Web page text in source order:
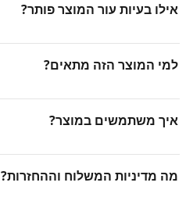
אילו בעיות עור המוצר פותר?
למי המוצר הזה מתאים?
איך משתמשים במוצר?
מה מדיניות המשלוח וההחזרות?